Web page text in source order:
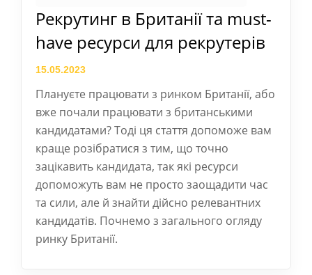
Рекрутинг в Британії та must-
have ресурси для рекрутерів
15.05.2023
Плануєте працювати з ринком Британії, або
вже почали працювати з британськими
кандидатами? Тоді ця стаття допоможе вам
краще розібратися з тим, що точно
зацікавить кандидата, так які ресурси
допоможуть вам не просто заощадити час
та сили, але й знайти дійсно релевантних
кандидатів. Почнемо з загального огляду
ринку Британії.